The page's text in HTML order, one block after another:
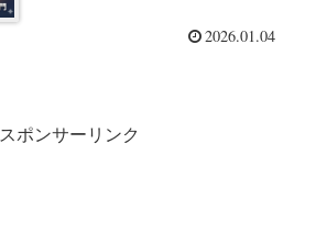
2026.01.04
スポンサーリンク